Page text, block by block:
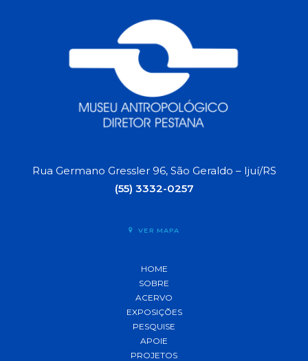
Rua Germano Gressler 96, São Geraldo – Ijuí/RS
(55) 3332-0257
VER MAPA
HOME
SOBRE
ACERVO
EXPOSIÇÕES
PESQUISE
APOIE
PROJETOS